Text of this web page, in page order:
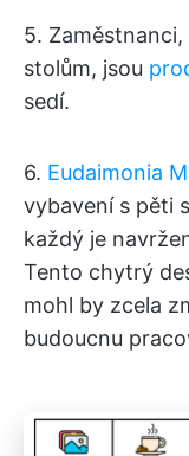
5.
stolům, jsou
sedí.
6. Eudaimonia
vybavení s pěti
každý je
Tento chytrý
mohl by zcela
budoucnu